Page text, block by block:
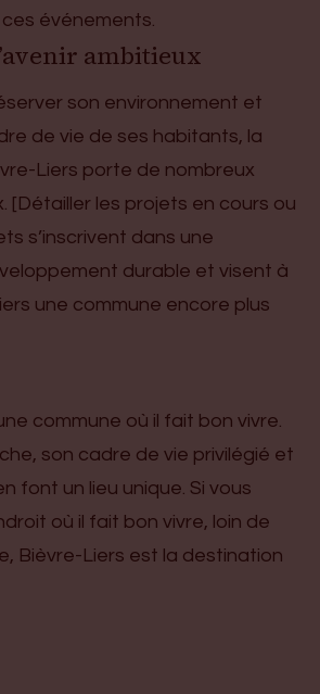
événements.
ambitieux
son environnement et
de vie de ses habitants, la
Liers porte de nombreux
[Détailler les projets en cours ou
s’inscrivent dans une
durable et visent à
une commune encore plus
commune où il fait bon vivre.
son cadre de vie privilégié et
font un lieu unique. Si vous
où il fait bon vivre, loin de
Bièvre-Liers est la destination